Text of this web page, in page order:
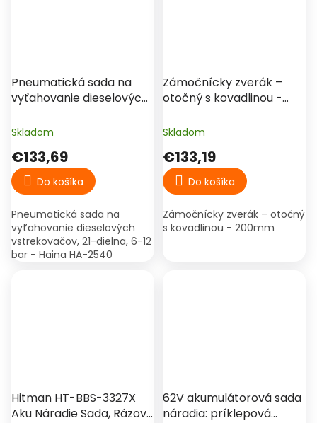
Pneumatická sada na
vyťahovanie dieselových
6-12 bar - Haina HA-2540
Skladom
€133,69
Do košíka
Pneumatická sada na
vyťahovanie dieselových
vstrekovačov, 21-dielna, 6-12
bar - Haina HA-2540
Zámočnícky zverák –
otočný s kovadlinou -
Skladom
€133,19
Do košíka
Zámočnícky zverák – otočný
s kovadlinou - 200mm
Hitman HT-BBS-3327X
Aku Náradie Sada, Rázový
62V akumulátorová sada
náradia: príklepová